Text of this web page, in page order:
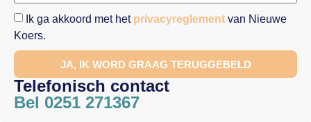
Ik ga akkoord met het privacyreglement van Nieuwe
Koers.
JA, IK WORD GRAAG TERUGGEBELD
Telefonisch contact
Bel 0251 271367